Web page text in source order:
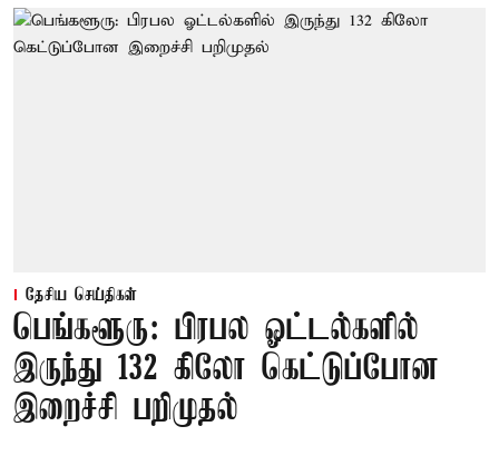
தேசிய செய்திகள்
பெங்களூரு: பிரபல ஓட்டல்களில்
இருந்து 132 கிலோ கெட்டுப்போன
இறைச்சி பறிமுதல்